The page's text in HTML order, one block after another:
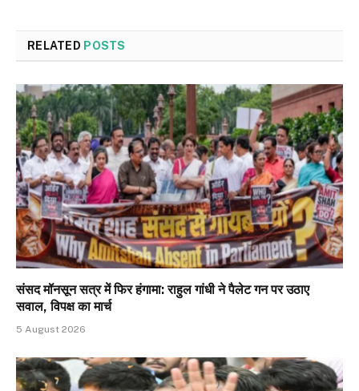
RELATED POSTS
संसद मॉनसून सत्र में फिर हंगामा: राहुल गांधी ने पैलेट गन पर उठाए
सवाल, विपक्ष का मार्च
5 August 2026